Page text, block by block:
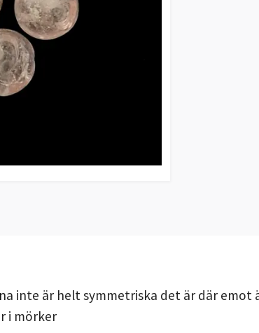
inte är helt symmetriska det är där emot
i mörker